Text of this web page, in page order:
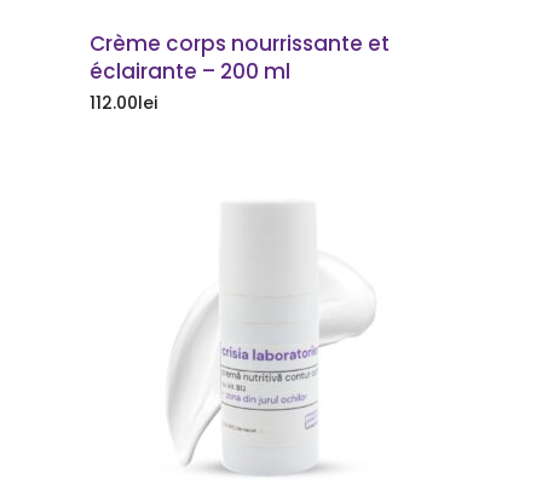
Crème corps nourrissante et
éclairante – 200 ml
112.00lei
COMMANDER